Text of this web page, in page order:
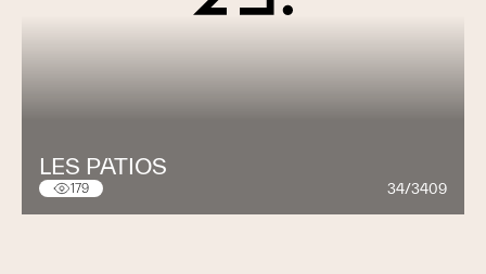
LES PATIOS
179 34/3409